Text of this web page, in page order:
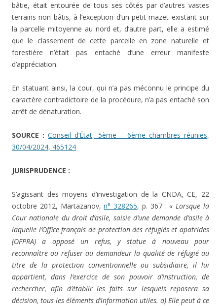
bâtie, était entourée de tous ses côtés par d’autres vastes
terrains non bâtis, à l’exception d’un petit mazet existant sur
la parcelle mitoyenne au nord et, d’autre part, elle a estimé
que le classement de cette parcelle en zone naturelle et
forestière n’était pas entaché d’une erreur manifeste
d’appréciation.
En statuant ainsi, la cour, qui n’a pas méconnu le principe du
caractère contradictoire de la procédure, n’a pas entaché son
arrêt de dénaturation.
SOURCE : Conseil d’État, 5ème – 6ème chambres réunies,
30/04/2024, 465124
JURISPRUDENCE :
S’agissant des moyens d’investigation de la CNDA, CE, 22
octobre 2012, Martazanov,n° 328265, p. 367 :« Lorsque la
Cour nationale du droit d’asile, saisie d’une demande d’asile à
laquelle l’Office français de protection des réfugiés et apatrides
(OFPRA) a opposé un refus, y statue à nouveau pour
reconnaître ou refuser au demandeur la qualité de réfugié au
titre de la protection conventionnelle ou subsidiaire, il lui
appartient, dans l’exercice de son pouvoir d’instruction, de
rechercher, afin d’établir les faits sur lesquels reposera sa
décision, tous les éléments d’information utiles. a) Elle peut à ce